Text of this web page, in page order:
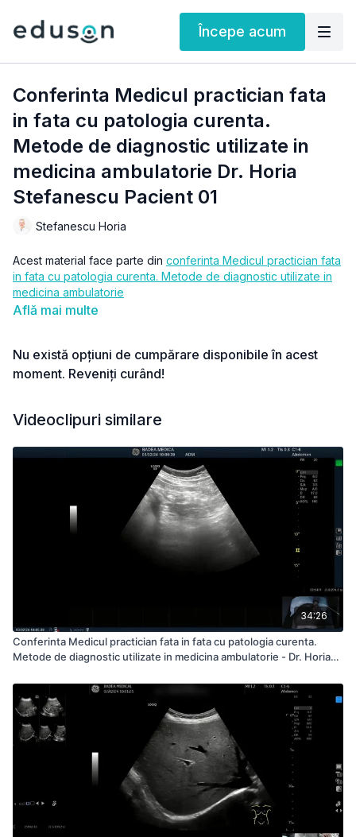
Începe acum
Conferinta Medicul practician fata
in fata cu patologia curenta.
Metode de diagnostic utilizate in
medicina ambulatorie Dr. Horia
Stefanescu Pacient 01
Stefanescu Horia
Acest material face parte din conferinta Medicul practician fata
in fata cu patologia curenta. Metode de diagnostic utilizate in
medicina ambulatorie
Află mai multe
Nu există opțiuni de cumpărare disponibile în acest
moment. Reveniți curând!
Videoclipuri similare
34:26
Conferinta Medicul practician fata in fata cu patologia curenta.
Metode de diagnostic utilizate in medicina ambulatorie - Dr. Horia